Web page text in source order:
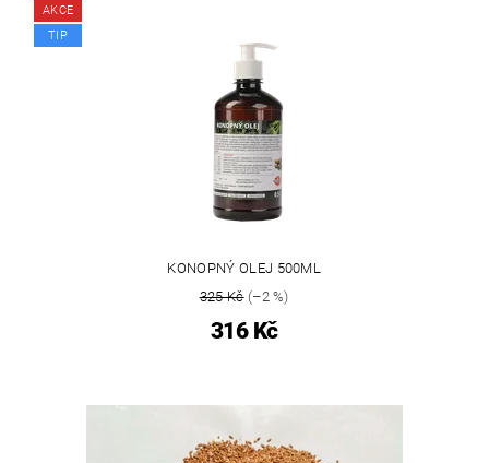
AKCE
TIP
KONOPNÝ OLEJ 500ML
325 Kč(–2 %)
316 Kč